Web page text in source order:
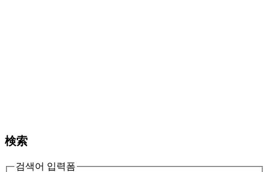
検索
검색어 입력폼